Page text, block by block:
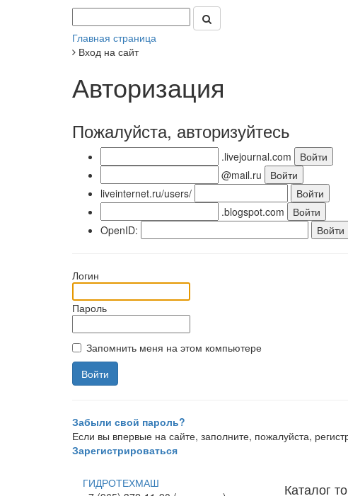
Главная страница
Вход на сайт
Авторизация
Пожалуйста, авторизуйтесь
.livejournal.com
@mail.ru
liveinternet.ru/users/
.blogspot.com
OpenID:
Логин
Пароль
Запомнить меня на этом компьютере
Забыли свой пароль?
Если вы впервые на сайте, заполните, пожалуйста,
Зарегистрироваться
Каталог
ГИДРОТЕХМАШ